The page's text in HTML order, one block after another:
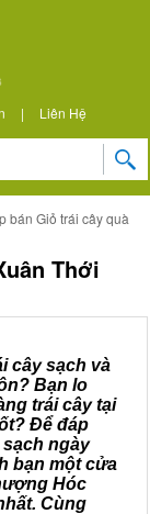
| Liên Hệ
bán Giỏ trái cây quà
Thới
cây sạch và
Bạn lo
trái cây tại
Để đáp
ngày
bạn một cửa
Hóc
Cùng